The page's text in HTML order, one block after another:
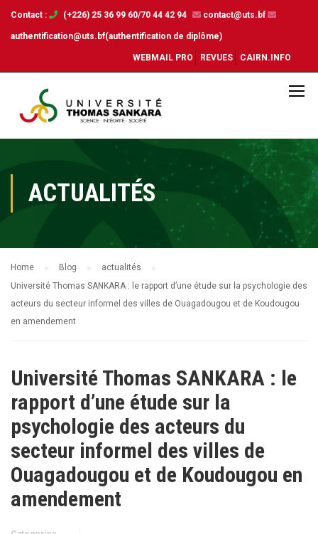
Contact : (+226) 25 36 99 60/70 44 42 94 contact@uts.bf
authentification@uts.bf(authentification de diplôme)
WEBMAIL PRO REVUES CAIRN.INFO
ACTUALITÉS
Home Blog
actualités
Université Thomas SANKARA : le rapport d’une étude sur la psychologie des
acteurs du secteur informel des villes de Ouagadougou et de Koudougou
en amendement
Université Thomas SANKARA : le
rapport d’une étude sur la
psychologie des acteurs du
secteur informel des villes de
Ouagadougou et de Koudougou en
amendement